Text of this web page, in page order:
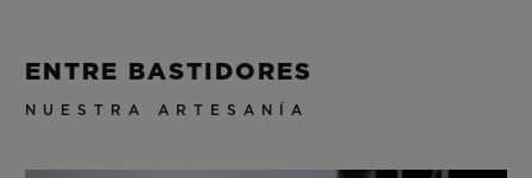
ENTRE BASTIDORES
NUESTRA ARTESANÍA